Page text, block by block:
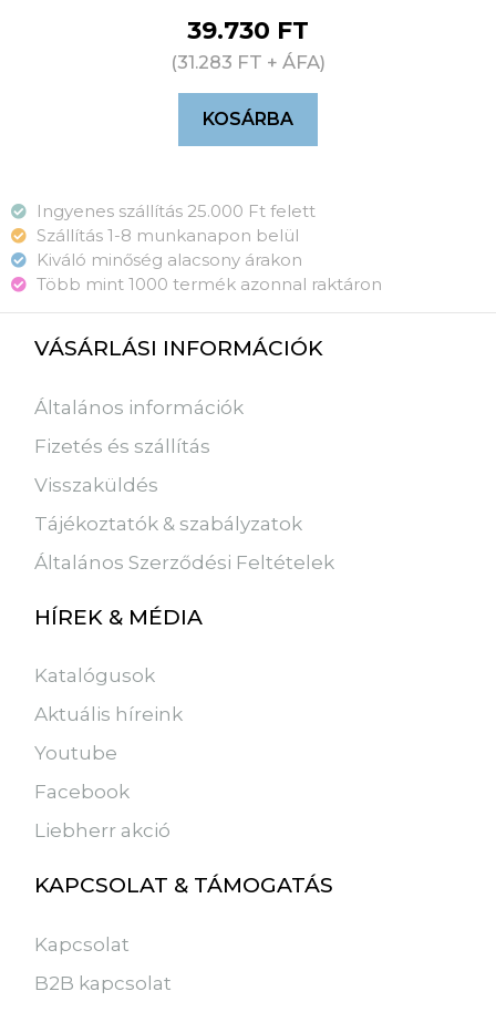
39.730 FT
(31.283 FT + ÁFA)
KOSÁRBA
Ingyenes szállítás 25.000 Ft felett
Szállítás 1-8 munkanapon belül
Kiváló minőség alacsony árakon
Több mint 1000 termék azonnal raktáron
VÁSÁRLÁSI INFORMÁCIÓK
Általános információk
Fizetés és szállítás
Visszaküldés
Tájékoztatók & szabályzatok
Általános Szerződési Feltételek
HÍREK & MÉDIA
Katalógusok
Aktuális híreink
Youtube
Facebook
Liebherr akció
KAPCSOLAT & TÁMOGATÁS
Kapcsolat
B2B kapcsolat